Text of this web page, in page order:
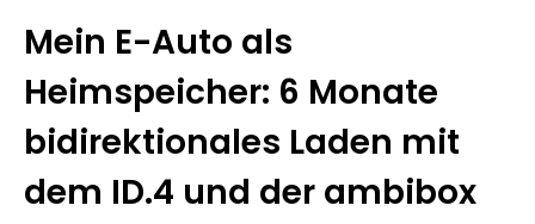
Mein E-Auto als
Heimspeicher: 6 Monate
bidirektionales Laden mit
dem ID.4 und der ambibox